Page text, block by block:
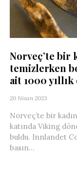
Norveç’te bir
temizlerken
ait 1000
20 Nisan 2023
Norveç’te bir
katında Viking
buldu. Innlandet
basın...